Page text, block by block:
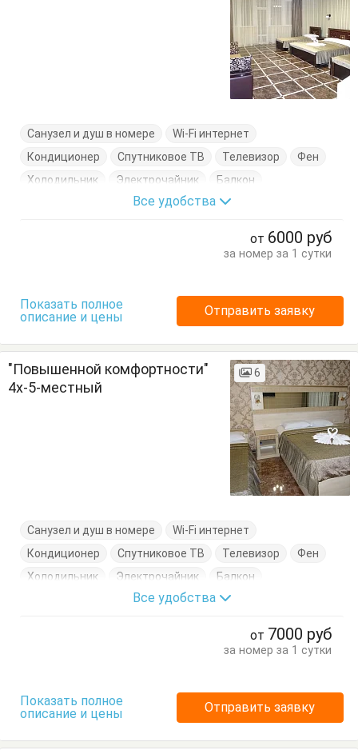
Санузел и душ в номере
Wi-Fi интернет
Кондиционер
Спутниковое ТВ Телевизор
Фен
Холодильник
Электрочайник
Балкон
Журнальный столик
Все удобства
от 6000 руб
за номер за 1 сутки
Показать полное
описание и цены
Отправить заявку
"Повышенной комфортности"
4х-5-местный
6
Санузел и душ в номере
Wi-Fi интернет
Кондиционер
Спутниковое ТВ Телевизор
Фен
Холодильник
Электрочайник
Балкон
Журнальный столик
Все удобства
от 7000 руб
за номер за 1 сутки
Показать полное
описание и цены
Отправить заявку